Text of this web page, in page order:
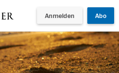
Anmelden Abo